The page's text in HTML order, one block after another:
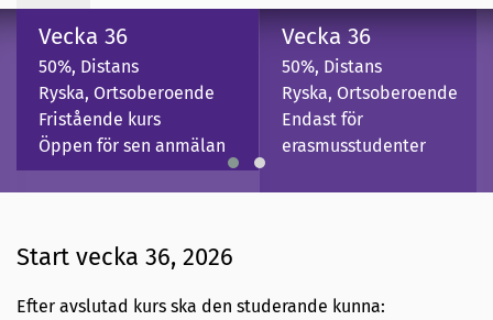
Vecka 36
50%, Distans
Ryska, Ortsoberoende
Fristående kurs
Öppen för sen anmälan
Vecka 36
50%, Distans
Ryska, Ortsoberoende
Endast för
erasmusstudenter
Start vecka 36, 2026
Efter avslutad kurs ska den studerande kunna: